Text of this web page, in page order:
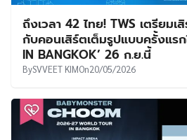
ถึงเวลา 42 ไทย! TWS เตรียม
กับคอนเสิร์ตเต็มรูปแบบครั้งแรก
IN BANGKOK’ 26 ก.ย.นี้
BySVVEET KIMOn20/05/2026